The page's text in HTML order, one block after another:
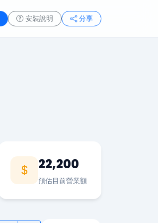
安裝說明 分享
22,200
預估目前營業額